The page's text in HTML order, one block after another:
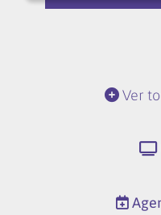
Ver